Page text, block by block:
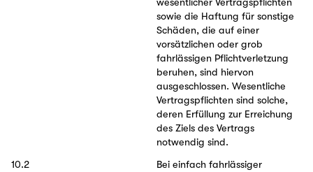
sowie die Haftung für sonstige
Schäden, die auf einer
vorsätzlichen oder grob
fahrlässigen Pflichtverletzung
beruhen, sind hiervon
ausgeschlossen. Wesentliche
Vertragspflichten sind solche,
deren Erfüllung zur Erreichung
des Ziels des Vertrags
notwendig sind.
10.2
Bei einfach fahrlässiger